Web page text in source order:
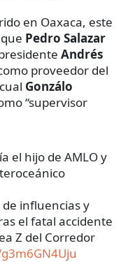
en Oaxaca, este
Pedro Salazar
Andrés
proveedor del
Gonzálo
“supervisor
el hijo de AMLO y
influencias y
el fatal accidente
Z del Corredor